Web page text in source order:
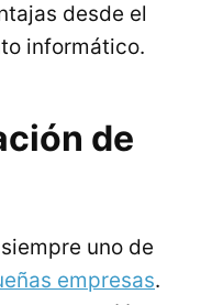
desde el
informático.
de
uno de
empresas.